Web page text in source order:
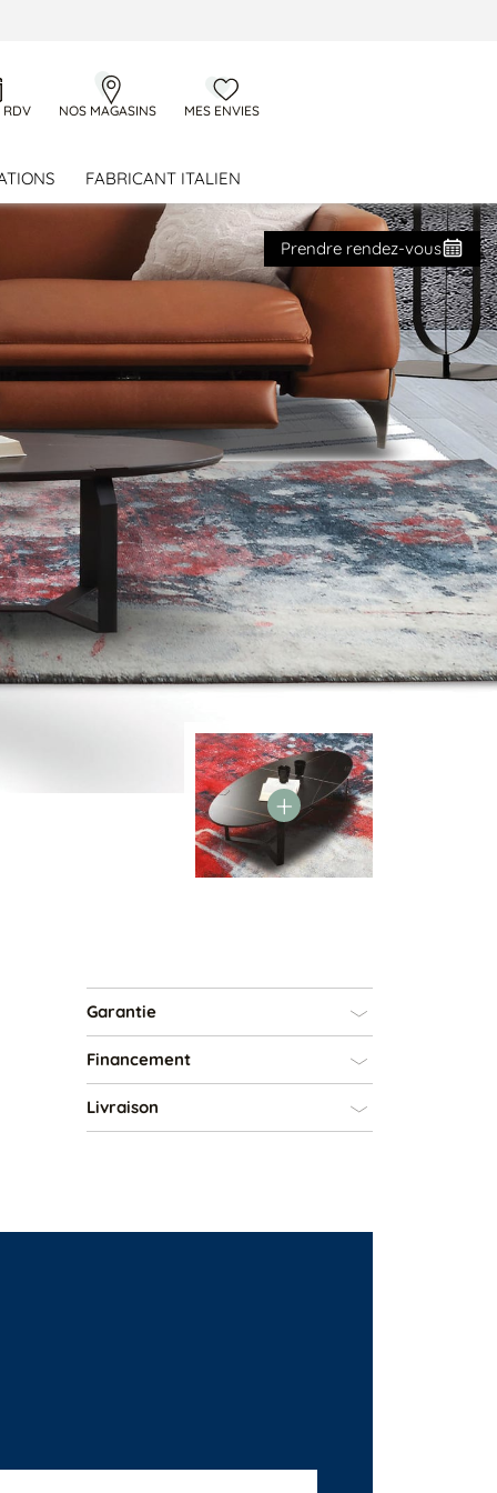
RDV NOS MAGASINS MES ENVIES
FABRICANT ITALIEN
Prendre rendez-vous
Garantie
Financement
Livraison